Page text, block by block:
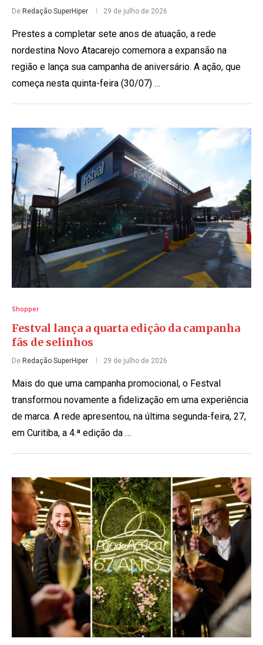
De Redação SuperHiper 29 de julho de 2026
Prestes a completar sete anos de atuação, a rede
nordestina Novo Atacarejo comemora a expansão na
região e lança sua campanha de aniversário. A ação, que
começa nesta quinta-feira (30/07) …
Shopper
Festval lança a quarta edição da campanha
fãs de selinhos
De Redação SuperHiper 29 de julho de 2026
Mais do que uma campanha promocional, o Festval
transformou novamente a fidelização em uma experiência
de marca. A rede apresentou, na última segunda-feira, 27,
em Curitiba, a 4.ª edição da …